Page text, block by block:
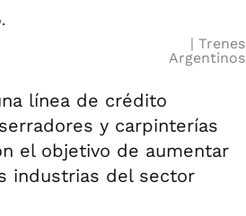
Trenes
Argentinos
línea de crédito
y carpinterías
el objetivo de aumentar
industrias del sector